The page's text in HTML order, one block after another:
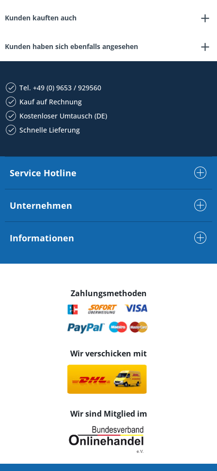
Kunden kauften auch
Kunden haben sich ebenfalls angesehen
Tel. +49 (0) 9653 / 929560
Kauf auf Rechnung
Kostenloser Umtausch (DE)
Schnelle Lieferung
Service Hotline
Unternehmen
Informationen
Zahlungsmethoden
Wir verschicken mit
Wir sind Mitglied im